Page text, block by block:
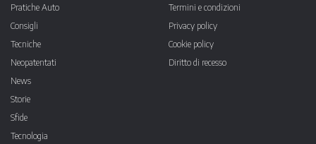
Pratiche Auto
Consigli
Tecniche
Neopatentati
News
Storie
Sfide
Tecnologia
Termini e condizioni
Privacy policy
Cookie policy
Diritto di recesso